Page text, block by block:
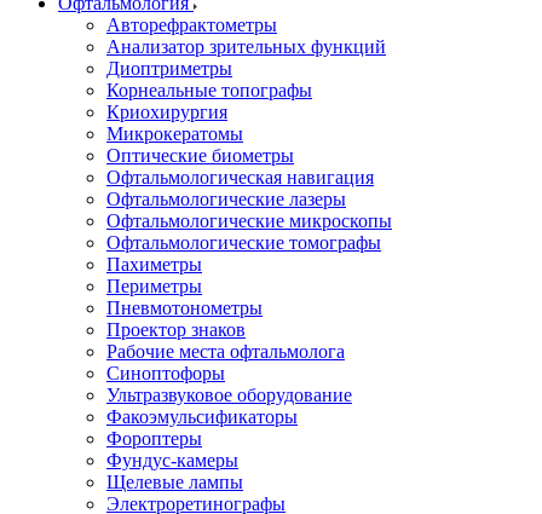
Авторефрактометры
Анализатор зрительных функций
Диоптриметры
Корнеальные топографы
Криохирургия
Микрокератомы
Оптические биометры
Офтальмологическая навигация
Офтальмологические лазеры
Офтальмологические микроскопы
Офтальмологические томографы
Пахиметры
Периметры
Пневмотонометры
Проектор знаков
Рабочие места офтальмолога
Синоптофоры
Ультразвуковое оборудование
Факоэмульсификаторы
Фороптеры
Фундус-камеры
Щелевые лампы
Электроретинографы